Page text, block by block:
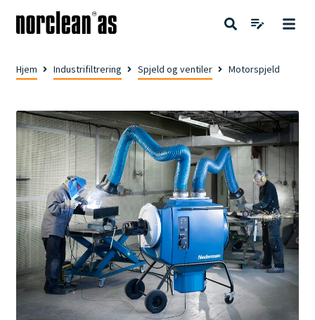
Hjem Industrifiltrering Spjeld og ventiler Motorspjeld